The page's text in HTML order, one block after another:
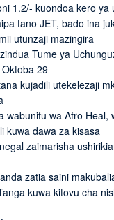
1.2/- kuondoa kero ya
tano JET, bado ina
utunzaji mazingira
Tume ya
29
kujadili utekelezaji
wabunifu wa Afro Heal,
kuwa dawa za kisasa
zaimarisha
zatia saini
kuwa kitovu cha